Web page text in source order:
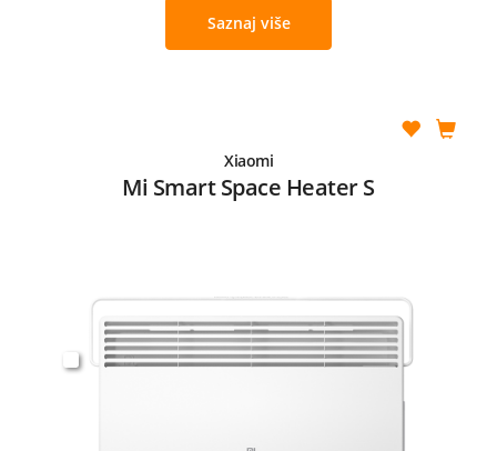
Saznaj više
Xiaomi
Mi Smart Space Heater S